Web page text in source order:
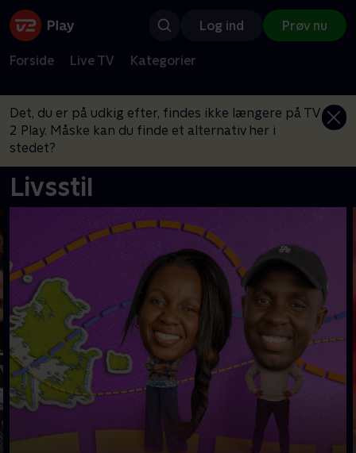
Log ind Prøv nu
Forside Live TV Kategorier
Det, du er på udkig efter, findes ikke længere på TV
2 Play. Måske kan du finde et alternativ her i
stedet?
Livsstil